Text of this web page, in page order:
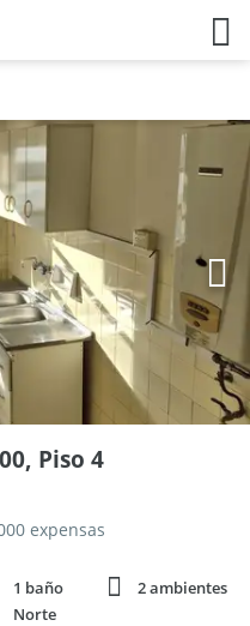
Piso 4
expensas
1 baño
2 ambientes
Norte